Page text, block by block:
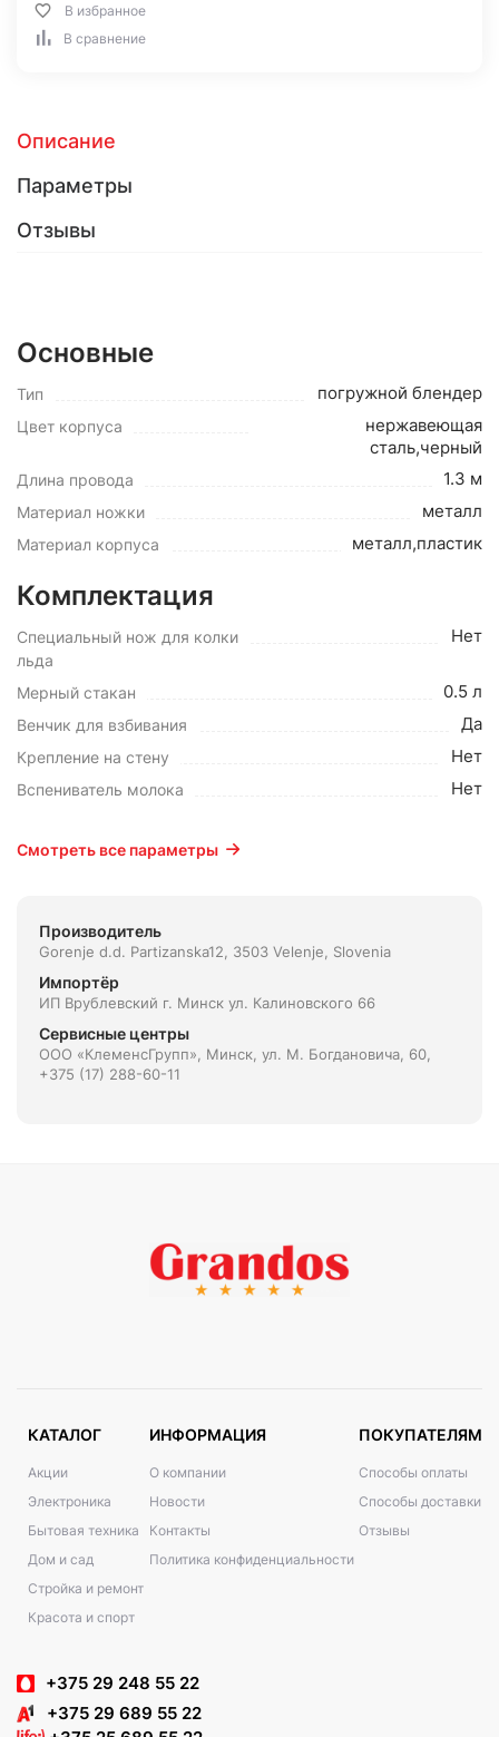
В избранное
В сравнение
Описание
Параметры
Отзывы
Основные
Тип погружной блендер
Цвет корпуса
нержавеющая
сталь,черный
Длина провода 1.3 м
Материал ножки металл
Материал корпуса металл,пластик
Комплектация
Специальный нож для колки
льда
Нет
Мерный стакан 0.5 л
Венчик для взбивания Да
Крепление на стену Нет
Вспениватель молока Нет
Смотреть все параметры
Производитель
Gorenje d.d. Partizanska12, 3503 Velenje, Slovenia
Импортёр
ИП Врублевский г. Минск ул. Калиновского 66
Сервисные центры
ООО «КлеменсГрупп», Минск, ул. М. Богдановича, 60,
+375 (17) 288-60-11
КАТАЛОГ
Акции
Электроника
Бытовая техника
Дом и сад
Стройка и ремонт
Красота и спорт
ИНФОРМАЦИЯ
О компании
Новости
Контакты
Политика конфиденциальности
ПОКУПАТЕЛЯМ
Способы оплаты
Способы доставки
Отзывы
+375 29 248 55 22
+375 29 689 55 22